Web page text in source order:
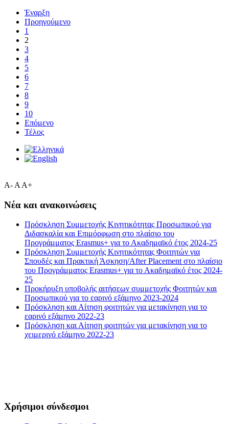
Έναρξη
Προηγούμενο
1
2
3
4
5
6
7
8
9
10
Επόμενο
Τέλος
A- A A+
Νέα και ανακοινώσεις
Πρόσκληση Συμμετοχής Κινητικότητας Προσωπικού για
Διδασκαλία και Επιμόρφωση στο πλαίσιο του
Προγράμματος Erasmus+ για το Ακαδημαϊκό έτος 2024-25
Πρόσκληση Συμμετοχής Κινητικότητας Φοιτητών για
Σπουδές και Πρακτική Άσκηση/After Placement στο πλαίσιο
του Προγράμματος Erasmus+ για το Ακαδημαϊκό έτος 2024-
25
Προκήρυξη υποβολής αιτήσεων συμμετοχής Φοιτητών και
Προσωπικού για το εαρινό εξάμηνο 2023-2024
Πρόσκληση και Αίτηση φοιτητών για μετακίνηση για το
εαρινό εξάμηνο 2022-23
Πρόσκληση και Αίτηση φοιτητών για μετακίνηση για το
χειμερινό εξάμηνο 2022-23
Χρήσιμοι σύνδεσμοι